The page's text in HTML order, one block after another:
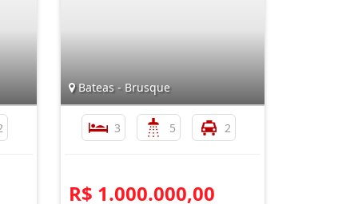
Bateas - Brusque
3 5 2
R$ 1.000.000,00